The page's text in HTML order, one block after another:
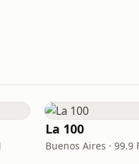
La 100
Buenos Aires · 99.9